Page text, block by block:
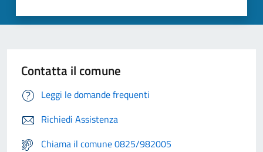
Contatta il comune
Leggi le domande frequenti
Richiedi Assistenza
Chiama il comune 0825/982005